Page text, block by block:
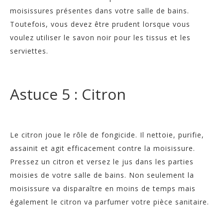
moisissures présentes dans votre salle de bains.
Toutefois, vous devez être prudent lorsque vous
voulez utiliser le savon noir pour les tissus et les
serviettes.
Astuce 5 : Citron
Le citron joue le rôle de fongicide. Il nettoie, purifie,
assainit et agit efficacement contre la moisissure.
Pressez un citron et versez le jus dans les parties
moisies de votre salle de bains. Non seulement la
moisissure va disparaître en moins de temps mais
également le citron va parfumer votre pièce sanitaire.